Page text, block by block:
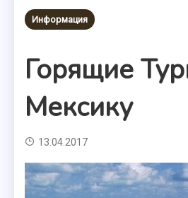
Информация
Горящие
Мексику
13.04.2017